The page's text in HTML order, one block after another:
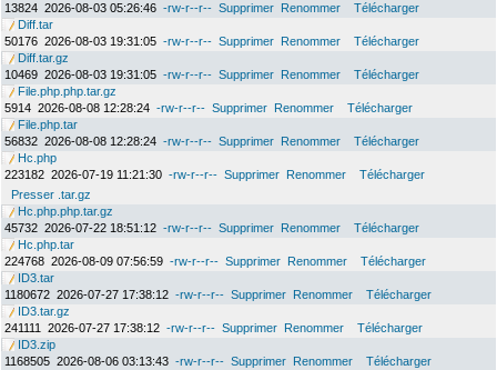
13824 2026-08-03 05:26:46 -rw-r--r-- Supprimer Renommer
Télécharger
Diff.tar
50176 2026-08-03 19:31:05 -rw-r--r-- Supprimer Renommer
Télécharger
Diff.tar.gz
10469 2026-08-03 19:31:05 -rw-r--r-- Supprimer Renommer
Télécharger
File.php.php.tar.gz
5914 2026-08-08 12:28:24 -rw-r--r-- Supprimer Renommer
Télécharger
File.php.tar
56832 2026-08-08 12:28:24 -rw-r--r-- Supprimer Renommer
Télécharger
Hc.php
223182 2026-07-19 11:21:30 -rw-r--r-- Supprimer Renommer
Télécharger
Presser .tar.gz
Hc.php.php.tar.gz
45732 2026-07-22 18:51:12 -rw-r--r-- Supprimer Renommer
Télécharger
Hc.php.tar
224768 2026-08-09 07:56:59 -rw-r--r-- Supprimer Renommer
Télécharger
ID3.tar
1180672 2026-07-27 17:38:12 -rw-r--r-- Supprimer Renommer
Télécharger
ID3.tar.gz
241111
2026-07-27 17:38:12 -rw-r--r-- Supprimer Renommer
Télécharger
ID3.zip
1168505 2026-08-06 03:13:43 -rw-r--r-- Supprimer Renommer
Télécharger